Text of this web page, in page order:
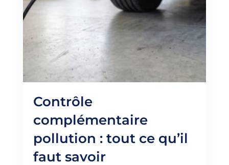
Contrôle
complémentaire
pollution : tout ce qu’il
faut savoir